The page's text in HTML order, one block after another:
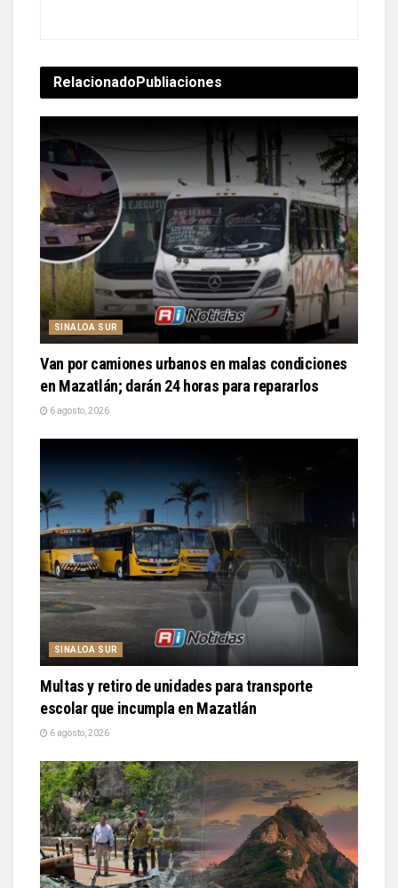
RelacionadoPubliaciones
SINALOA SUR
Van por camiones urbanos en malas condiciones
en Mazatlán; darán 24 horas para repararlos
6 agosto, 2026
SINALOA SUR
Multas y retiro de unidades para transporte
escolar que incumpla en Mazatlán
6 agosto, 2026